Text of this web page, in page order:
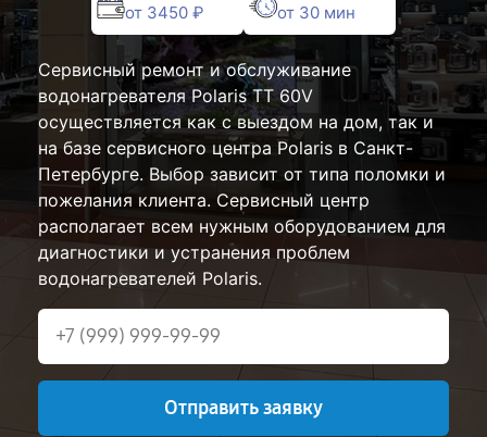
от 3450 ₽ от 30 мин
Сервисный ремонт и обслуживание
водонагревателя Polaris TT 60V
осуществляется как с выездом на дом, так и
на базе сервисного центра Polaris в Санкт-
Петербурге. Выбор зависит от типа поломки и
пожелания клиента. Сервисный центр
располагает всем нужным оборудованием для
диагностики и устранения проблем
водонагревателей Polaris.
Отправить заявку